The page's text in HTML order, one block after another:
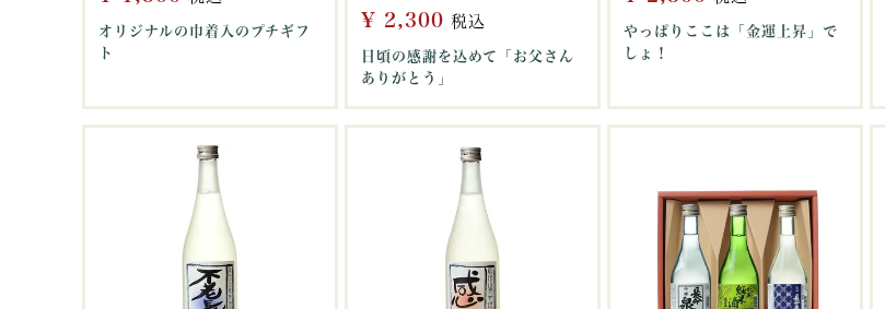
オリジナルの巾着入のプチギフ
ト
¥ 2,300 税込
日頃の感謝を込めて「お父さん
ありがとう」
やっぱりここは「金運上昇」で
しょ！